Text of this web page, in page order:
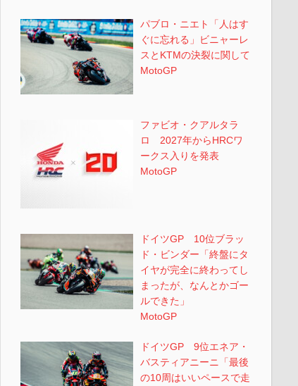
パブロ・ニエト「人はす
ぐに忘れる」ビニャーレ
スとKTMの決裂に関して
MotoGP
ファビオ・クアルタラ
ロ 2027年からHRCワ
ークス入りを発表
MotoGP
ドイツGP 10位ブラッ
ド・ビンダー「終盤にタ
イヤが完全に終わってし
まったが、なんとかゴー
ルできた」
MotoGP
ドイツGP 9位エネア・
バスティアニーニ「最後
の10周はいいペースで走